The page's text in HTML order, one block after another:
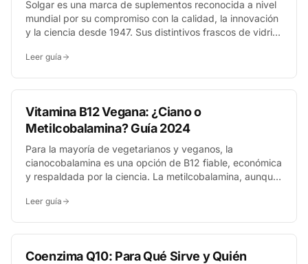
Solgar es una marca de suplementos reconocida a nivel
mundial por su compromiso con la calidad, la innovación
y la ciencia desde 1947. Sus distintivos frascos de vidrio
investigación, posicionándola como una opción premium
precisa.
Leer guía
Vitamina B12 Vegana: ¿Ciano o
Metilcobalamina? Guía 2024
Para la mayoría de vegetarianos y veganos, la
cianocobalamina es una opción de B12 fiable, económica
y respaldada por la ciencia. La metilcobalamina, aunque
específicos como fumadores o personas con problemas
constante.
Leer guía
Coenzima Q10: Para Qué Sirve y Quién